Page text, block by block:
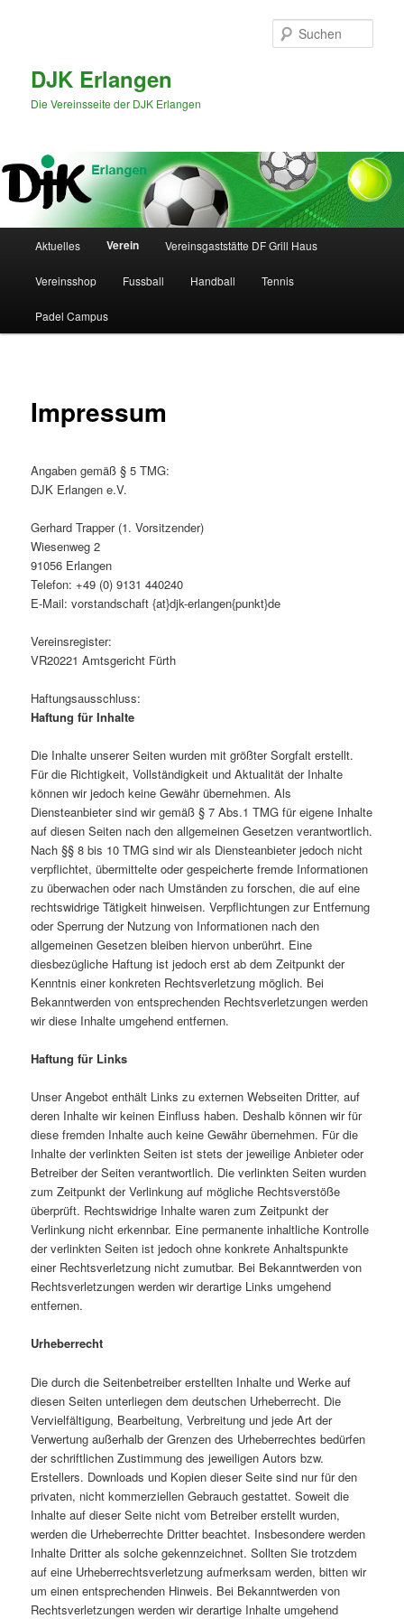
DJK Erlangen
Die Vereinsseite der DJK Erlangen
Aktuelles Verein Vereinsgaststätte DF Grill Haus
Vereinsshop Fussball Handball Tennis
Padel Campus
Impressum
Angaben gemäß § 5 TMG:
DJK Erlangen e.V.
Gerhard Trapper (1. Vorsitzender)
Wiesenweg 2
91056 Erlangen
Telefon: +49 (0) 9131 440240
E-Mail: vorstandschaft {at}djk-erlangen{punkt}de
Vereinsregister:
VR20221 Amtsgericht Fürth
Haftungsausschluss:
Haftung für Inhalte
Die Inhalte unserer Seiten wurden mit größter Sorgfalt erstellt.
Für die Richtigkeit, Vollständigkeit und Aktualität der Inhalte
können wir jedoch keine Gewähr übernehmen. Als
Diensteanbieter sind wir gemäß § 7 Abs.1 TMG für eigene Inhalte
auf diesen Seiten nach den allgemeinen Gesetzen verantwortlich.
Nach §§ 8 bis 10 TMG sind wir als Diensteanbieter jedoch nicht
verpflichtet, übermittelte oder gespeicherte fremde Informationen
zu überwachen oder nach Umständen zu forschen, die auf eine
rechtswidrige Tätigkeit hinweisen. Verpflichtungen zur Entfernung
oder Sperrung der Nutzung von Informationen nach den
allgemeinen Gesetzen bleiben hiervon unberührt. Eine
diesbezügliche Haftung ist jedoch erst ab dem Zeitpunkt der
Kenntnis einer konkreten Rechtsverletzung möglich. Bei
Bekanntwerden von entsprechenden Rechtsverletzungen werden
wir diese Inhalte umgehend entfernen.
Haftung für Links
Unser Angebot enthält Links zu externen Webseiten Dritter, auf
deren Inhalte wir keinen Einfluss haben. Deshalb können wir für
diese fremden Inhalte auch keine Gewähr übernehmen. Für die
Inhalte der verlinkten Seiten ist stets der jeweilige Anbieter oder
Betreiber der Seiten verantwortlich. Die verlinkten Seiten wurden
zum Zeitpunkt der Verlinkung auf mögliche Rechtsverstöße
überprüft. Rechtswidrige Inhalte waren zum Zeitpunkt der
Verlinkung nicht erkennbar. Eine permanente inhaltliche Kontrolle
der verlinkten Seiten ist jedoch ohne konkrete Anhaltspunkte
einer Rechtsverletzung nicht zumutbar. Bei Bekanntwerden von
Rechtsverletzungen werden wir derartige Links umgehend
entfernen.
Urheberrecht
Die durch die Seitenbetreiber erstellten Inhalte und Werke auf
diesen Seiten unterliegen dem deutschen Urheberrecht. Die
Vervielfältigung, Bearbeitung, Verbreitung und jede Art der
Verwertung außerhalb der Grenzen des Urheberrechtes bedürfen
der schriftlichen Zustimmung des jeweiligen Autors bzw.
Erstellers. Downloads und Kopien dieser Seite sind nur für den
privaten, nicht kommerziellen Gebrauch gestattet. Soweit die
Inhalte auf dieser Seite nicht vom Betreiber erstellt wurden,
werden die Urheberrechte Dritter beachtet. Insbesondere werden
Inhalte Dritter als solche gekennzeichnet. Sollten Sie trotzdem
auf eine Urheberrechtsverletzung aufmerksam werden, bitten wir
um einen entsprechenden Hinweis. Bei Bekanntwerden von
Rechtsverletzungen werden wir derartige Inhalte umgehend